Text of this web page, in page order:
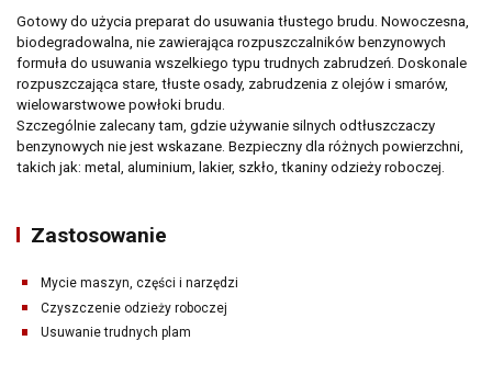
Gotowy do użycia preparat do usuwania tłustego brudu. Nowoczesna,
biodegradowalna, nie zawierająca rozpuszczalników benzynowych
formuła do usuwania wszelkiego typu trudnych zabrudzeń. Doskonale
rozpuszczająca stare, tłuste osady, zabrudzenia z olejów i smarów,
wielowarstwowe powłoki brudu.
Szczególnie zalecany tam, gdzie używanie silnych odtłuszczaczy
benzynowych nie jest wskazane. Bezpieczny dla różnych powierzchni,
takich jak: metal, aluminium, lakier, szkło, tkaniny odzieży roboczej.
Zastosowanie
Mycie maszyn, części i narzędzi
Czyszczenie odzieży roboczej
Usuwanie trudnych plam
Gdzie kupić